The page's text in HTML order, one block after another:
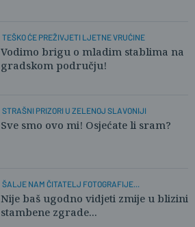
TEŠKO ĆE PREŽIVJETI LJETNE VRUĆINE
Vodimo brigu o mladim stablima na
gradskom području!
STRAŠNI PRIZORI U ZELENOJ SLAVONIJI
Sve smo ovo mi! Osjećate li sram?
ŠALJE NAM ČITATELJ FOTOGRAFIJE...
Nije baš ugodno vidjeti zmije u blizini
stambene zgrade...